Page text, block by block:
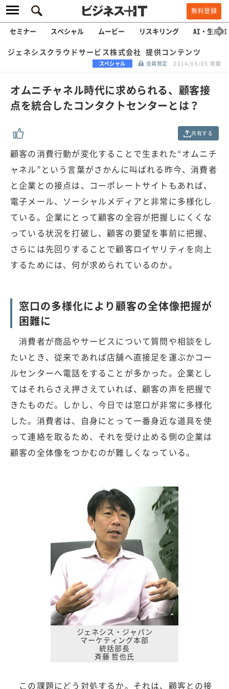
無料登録
セミナー スペシャル ムービー リスキリング AI・生成AI
ジェネシスクラウドサービス株式会社 提供コンテンツ
スペシャル 会員限定 2014/06/05 掲載
オムニチャネル時代に求められる、顧客接
点を統合したコンタクトセンターとは？
共有する
顧客の消費行動が変化することで生まれた“オムニチ
ャネル”という言葉がさかんに叫ばれる昨今、消費者
と企業との接点は、コーポレートサイトもあれば、
電子メール、ソーシャルメディアと非常に多様化し
ている。企業にとって顧客の全容が把握しにくくな
っている状況を打破し、顧客の要望を事前に把握、
さらには先回りすることで顧客ロイヤリティを向上
するためには、何が求められているのか。
窓口の多様化により顧客の全体像把握が
困難に
消費者が商品やサービスについて質問や相談をし
たいとき、従来であれば店舗へ直接足を運ぶかコー
ルセンターへ電話をすることが多かった。企業とし
てはそれらさえ押さえていれば、顧客の声を把握で
きたものだ。しかし、今日では窓口が非常に多様化
した。消費者は、自身にとって一番身近な道具を使
って連絡を取るため、それを受け止める側の企業は
顧客の全体像をつかむのが難しくなっている。
ジェネシス・ジャパン
マーケティング本部
統括部長
斉藤 哲也氏
この課題にどう対処するか。それは、顧客との接